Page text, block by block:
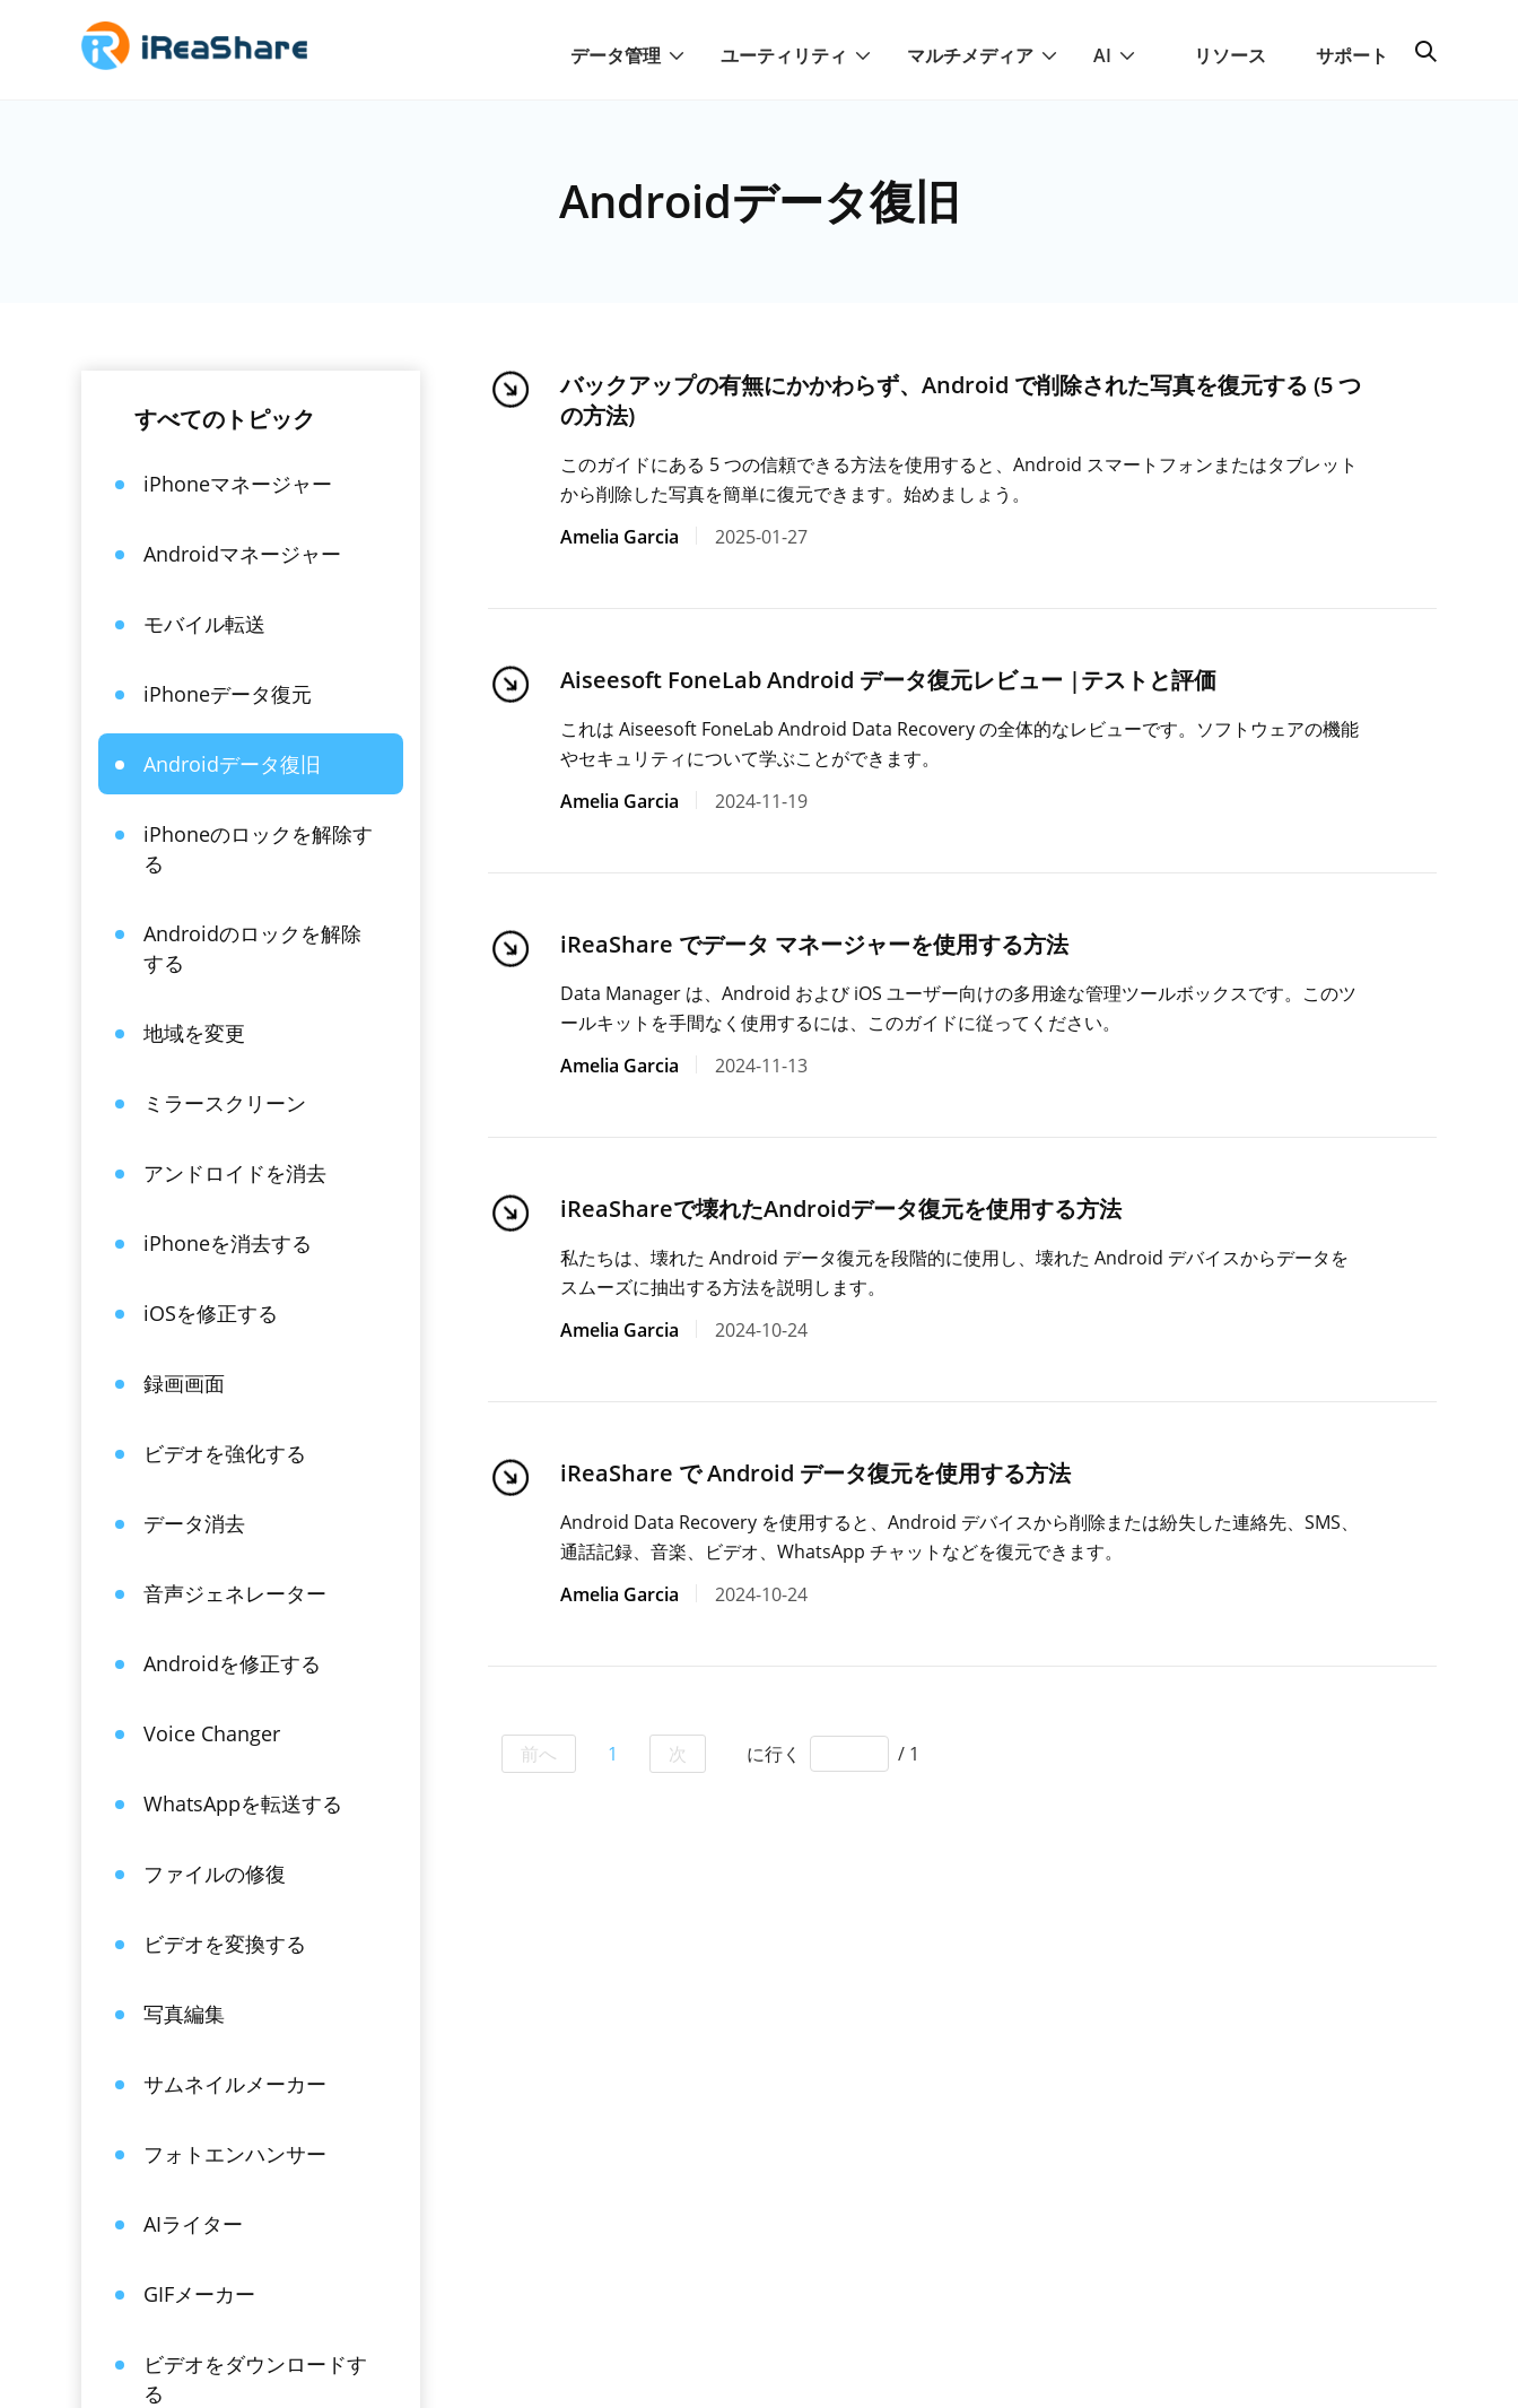
データ管理 ユーティリティ マルチメディア AI リソース サポート
Androidデータ復旧
すべてのトピック
iPhoneマネージャー
Androidマネージャー
モバイル転送
iPhoneデータ復元
Androidデータ復旧
iPhoneのロックを解除す
る
Androidのロックを解除
する
地域を変更
ミラースクリーン
アンドロイドを消去
iPhoneを消去する
iOSを修正する
録画画面
ビデオを強化する
データ消去
音声ジェネレーター
Androidを修正する
Voice Changer
WhatsAppを転送する
ファイルの修復
ビデオを変換する
写真編集
サムネイルメーカー
フォトエンハンサー
AIライター
GIFメーカー
ビデオをダウンロードす
る
バックアップの有無にかかわらず、Android で削除された写真を復元する (5 つ
の方法)
このガイドにある 5 つの信頼できる方法を使用すると、Android スマートフォンまたはタブレット
から削除した写真を簡単に復元できます。始めましょう。
Amelia Garcia
2025-01-27
Aiseesoft FoneLab Android データ復元レビュー |テストと評価
これは Aiseesoft FoneLab Android Data Recovery の全体的なレビューです。ソフトウェアの機能
やセキュリティについて学ぶことができます。
Amelia Garcia
2024-11-19
iReaShare でデータ マネージャーを使用する方法
Data Manager は、Android および iOS ユーザー向けの多用途な管理ツールボックスです。このツ
ールキットを手間なく使用するには、このガイドに従ってください。
Amelia Garcia
2024-11-13
iReaShareで壊れたAndroidデータ復元を使用する方法
私たちは、壊れた Android データ復元を段階的に使用し、壊れた Android デバイスからデータを
スムーズに抽出する方法を説明します。
Amelia Garcia
2024-10-24
iReaShare で Android データ復元を使用する方法
Android Data Recovery を使用すると、Android デバイスから削除または紛失した連絡先、SMS、
通話記録、音楽、ビデオ、WhatsApp チャットなどを復元できます。
Amelia Garcia
2024-10-24
前へ 1 次 に行く / 1